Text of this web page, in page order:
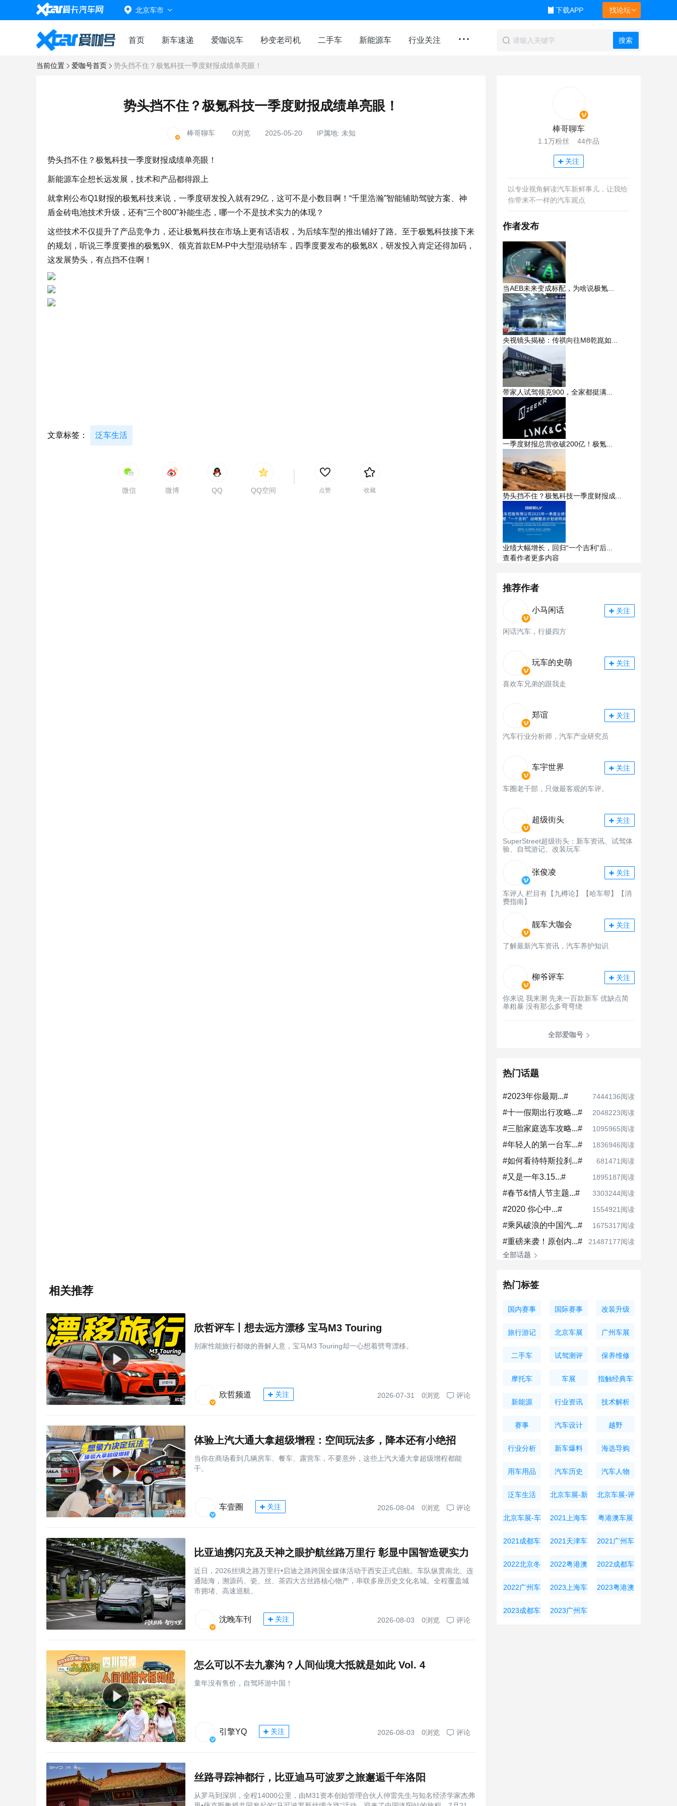
找论坛
下载APP
北京车市
首页 新车速递 爱咖说车 秒变老司机 二手车 新能源车 行业关注 ... 搜索
当前位置 爱咖号首页 势头挡不住？极氪科技一季度财报成绩单亮眼！
势头挡不住？极氪科技一季度财报成绩单亮眼！
棒哥聊车 0浏览 2025-05-20 IP属地: 未知
势头挡不住？极氪科技一季度财报成绩单亮眼！
新能源车企想长远发展，技术和产品都得跟上
就拿刚公布Q1财报的极氪科技来说，一季度研发投入就有29亿，这可不是小数目啊！“千里浩瀚”智能辅助驾驶方案、神
盾金砖电池技术升级，还有“三个800”补能生态，哪一个不是技术实力的体现？
这些技术不仅提升了产品竞争力，还让极氪科技在市场上更有话语权，为后续车型的推出铺好了路。至于极氪科技接下来
的规划，听说三季度要推的极氪9X、领克首款EM-P中大型混动轿车，四季度要发布的极氪8X，研发投入肯定还得加码，
这发展势头，有点挡不住啊！
文章标签： 泛车生活
微信 微博 QQ QQ空间 点赞 收藏
相关推荐
欣哲评车丨想去远方漂移 宝马M3 Touring
别家性能旅行都做的善解人意，宝马M3 Touring却一心想着劈弯漂移。
欣哲频道 关注 2026-07-31 0浏览 评论
体验上汽大通大拿超级增程：空间玩法多，降本还有小绝招
当你在商场看到几辆房车、餐车、露营车，不要意外，这些上汽大通大拿超级增程都能
干。
车壹圈 关注 2026-08-04 0浏览 评论
比亚迪携闪充及天神之眼护航丝路万里行 彰显中国智造硬实力
近日，2026丝绸之路万里行•启迪之路跨国全媒体活动于西安正式启航。车队纵贯南北、连
通陆海，溯源药、瓷、丝、茶四大古丝路核心物产，串联多座历史文化名城。全程覆盖城
市拥堵、高速巡航、
沈晚车刊 关注 2026-08-03 0浏览 评论
怎么可以不去九寨沟？人间仙境大抵就是如此 Vol. 4
童年没有售价，自驾环游中国！
引擎YQ 关注 2026-08-03 0浏览 评论
丝路寻踪神都行，比亚迪马可波罗之旅邂逅千年洛阳
从罗马到深圳，全程14000公里，由M31资本创始管理合伙人仲雷先生与知名经济学家杰弗
棒哥聊车
1.1万粉丝 44作品
关注
以专业视角解读汽车新鲜事儿，让我给
你带来不一样的汽车观点
作者发布
当AEB未来变成标配，为啥说极氪...
央视镜头揭秘：传祺向往M8乾崑如...
带家人试驾领克900，全家都挺满...
一季度财报总营收破200亿！极氪...
势头挡不住？极氪科技一季度财报成...
业绩大幅增长，回归“一个吉利”后...
查看作者更多内容
推荐作者
小马闲话 关注
闲话汽车，行摄四方
玩车的史萌 关注
喜欢车兄弟的跟我走
郑谊 关注
汽车行业分析师，汽车产业研究员
车宇世界 关注
车圈老干部，只做最客观的车评。
超级街头 关注
SuperStreet超级街头：新车资讯、试驾体
验、自驾游记、改装玩车
张俊凌 关注
车评人 栏目有【九樽论】【哈车帮】【消
费指南】
靓车大咖会 关注
了解最新汽车资讯，汽车养护知识
柳爷评车 关注
你来说 我来测 先来一百款新车 优缺点简
单粗暴 没有那么多弯弯绕
全部爱咖号
热门话题
#2023年你最期...# 7444136阅读
#十一假期出行攻略...# 2048223阅读
#三胎家庭选车攻略...# 1095965阅读
#年轻人的第一台车...# 1836946阅读
#如何看待特斯拉刹...# 681471阅读
#又是一年3.15...# 1895187阅读
#春节&情人节主题...# 3303244阅读
#2020 你心中...# 1554921阅读
#乘风破浪的中国汽...# 1675317阅读
#重磅来袭！原创内...#
21487177阅读
全部话题
热门标签
国内赛事 国际赛事 改装升级
旅行游记 北京车展 广州车展
二手车 试驾测评 保养维修
摩托车 车展 指触经典车
新能源 行业资讯 技术解析
赛事 汽车设计 越野
行业分析 新车爆料 海选导购
用车用品 汽车历史 汽车人物
泛车生活 北京车展-新
车资讯
北京车展-评
测导购
北京车展-车
展周边
2021上海车 粤港澳车展
2021成都车
展
2021天津车
展
2021广州车
展
2022北京冬
奥会
2022粤港澳
大湾区车展
2022成都车
展
2022广州车
展
2023上海车
展
2023粤港澳
2023成都车 2023广州车